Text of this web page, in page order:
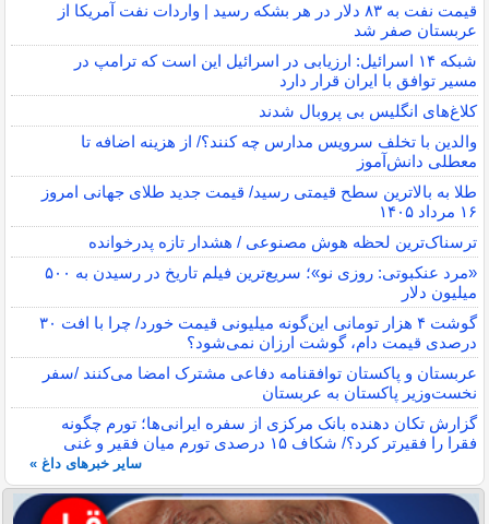
قیمت نفت به ۸۳ دلار در هر بشکه رسید | واردات نفت آمریکا از
عربستان صفر شد
شبکه ۱۴ اسرائیل: ارزیابی در اسرائیل این است که ترامپ در
مسیر توافق با ایران قرار دارد
کلاغ‌های انگلیس بی پروبال شدند
والدین با تخلف سرویس مدارس چه کنند؟/ از هزینه اضافه تا
معطلی دانش‌آموز
طلا به بالاترین سطح قیمتی رسید/ قیمت جدید طلای جهانی امروز
۱۶ مرداد ۱۴۰۵
ترسناک‌ترین لحظه هوش مصنوعی / هشدار تازه پدرخوانده
«مرد عنکبوتی: روزی نو»؛ سریع‌ترین فیلم تاریخ در رسیدن به ۵۰۰
میلیون دلار
گوشت ۴ هزار تومانی این‌گونه میلیونی قیمت خورد/ چرا با افت ۳۰
درصدی قیمت دام، گوشت ارزان نمی‌شود؟
عربستان و پاکستان توافقنامه دفاعی مشترک امضا می‌کنند /سفر
نخست‌وزیر پاکستان به عربستان
گزارش تکان‌ دهنده بانک مرکزی از سفره ایرانی‌ها؛ تورم چگونه
فقرا را فقیرتر کرد؟/ شکاف ۱۵ درصدی تورم میان فقیر و غنی
سایر خبرهای داغ »